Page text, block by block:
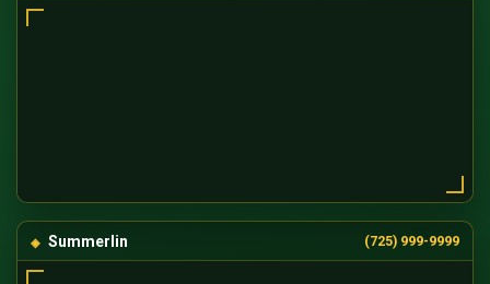
Summerlin (725) 999-9999